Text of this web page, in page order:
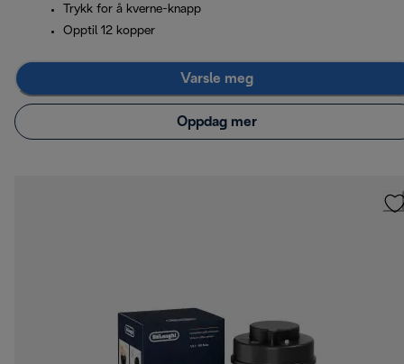
Trykk for å kverne-knapp
Opptil 12 kopper
Varsle meg
Oppdag mer